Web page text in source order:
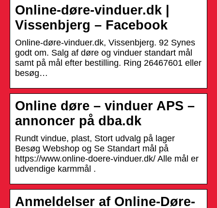
Online-døre-vinduer.dk |
Vissenbjerg – Facebook
Online-døre-vinduer.dk, Vissenbjerg. 92 Synes
godt om. Salg af døre og vinduer standart mål
samt på mål efter bestilling. Ring 26467601 eller
besøg…
Online døre – vinduer APS –
annoncer på dba.dk
Rundt vindue, plast, Stort udvalg på lager
Besøg Webshop og Se Standart mål på
https://www.online-doere-vinduer.dk/ Alle mål er
udvendige karmmål .
Anmeldelser af Online-Døre-